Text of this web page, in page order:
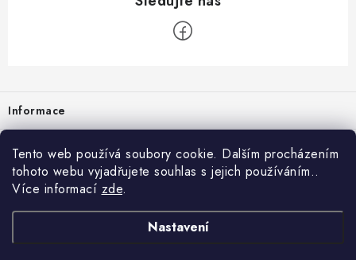
Tento web používá soubory cookie. Dalším procházením
tohoto webu vyjadřujete souhlas s jejich používáním..
Více informací zde.
Nastavení
Informace
Prodejna
Rady a tipy